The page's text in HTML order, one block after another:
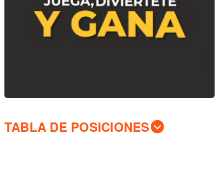
TABLA DE POSICIONES